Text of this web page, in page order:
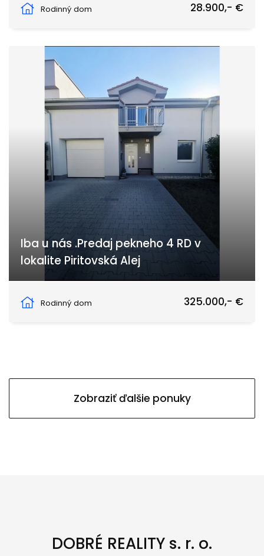
Rodinný dom
28.900,- €
Iba u nás .Predaj pekneho 4 RD v
lokalite Piritovská Alej
Rodinný dom
325.000,- €
Zobraziť ďalšie ponuky
DOBRÉ REALITY s. r. o.